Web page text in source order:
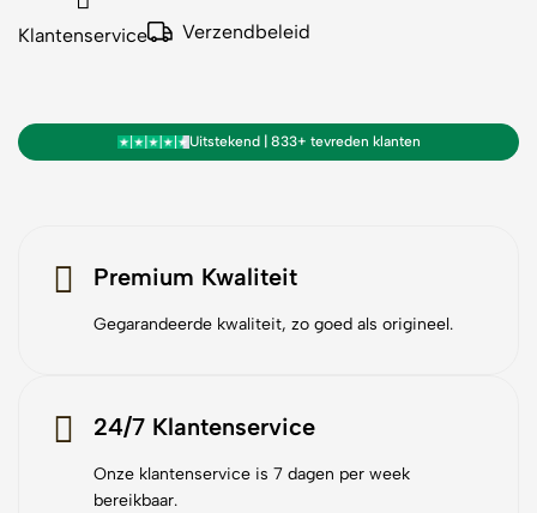
Klantenservice Verzendbeleid
Uitstekend | 833+ tevreden klanten
Premium Kwaliteit
Gegarandeerde kwaliteit, zo goed als origineel.
24/7 Klantenservice
Onze klantenservice is 7 dagen per week
bereikbaar.